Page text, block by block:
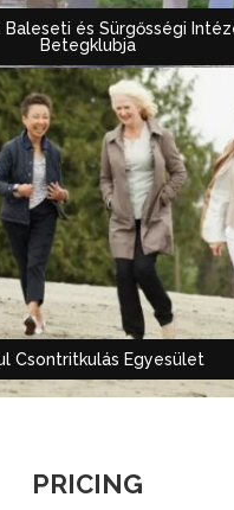
Baleseti és Sürgősségi
Betegklubja
Csontritkulás Egyesület
PRICING